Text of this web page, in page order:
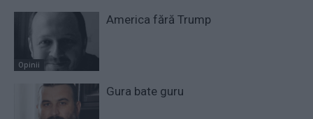
Opinii
America fără Trump
Gura bate guru